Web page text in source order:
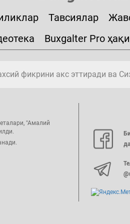
Тавсиялар
Buxgalter Pro
фикрини акс эттиради ва
"Амалий